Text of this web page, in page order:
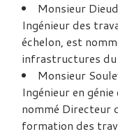
Monsieur
Ingénieur des
échelon, est
infrastructures
Monsieur
Ingénieur en génie
nommé Directeur
formation des